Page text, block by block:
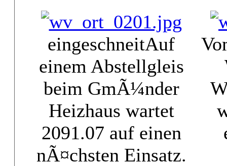
eingeschneitAuf
einem Abstellgleis
beim GmÃ¼nder
Heizhaus wartet
2091.07 auf einen
nÃ¤chsten Einsatz.